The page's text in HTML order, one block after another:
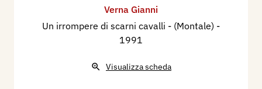
Verna Gianni
Un irrompere di scarni cavalli - (Montale) -
1991
Visualizza scheda